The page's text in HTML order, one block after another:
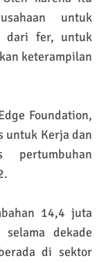
untuk
dari fer, untuk
keterampilan
Foundation,
untuk Kerja dan
pertumbuhan
14,4 juta
dekade
di sektor